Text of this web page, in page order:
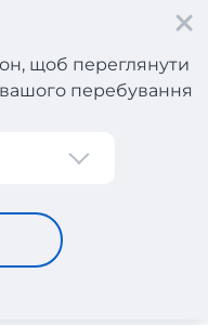
щоб переглянути
вашого перебування